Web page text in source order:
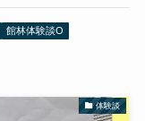
館林体験談O
体験談